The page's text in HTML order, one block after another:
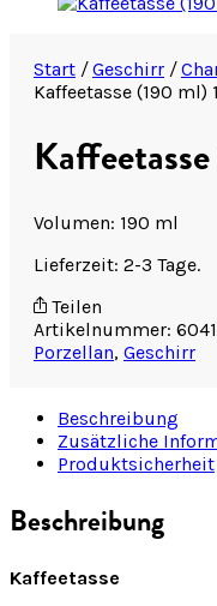
Start / Geschirr /
Kaffeetasse (190 ml)
Volumen: 190 ml
Lieferzeit: 2-3 Tage.
Teilen
Artikelnummer:
Porzellan, Geschirr
Beschreibung
Zusätzliche
Produktsicherheit
Beschreibung
Kaffeetasse